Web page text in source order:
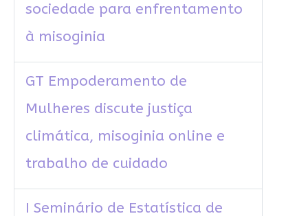
sociedade para enfrentamento
à misoginia
GT Empoderamento de
Mulheres discute justiça
climática, misoginia online e
trabalho de cuidado
I Seminário de Estatística de